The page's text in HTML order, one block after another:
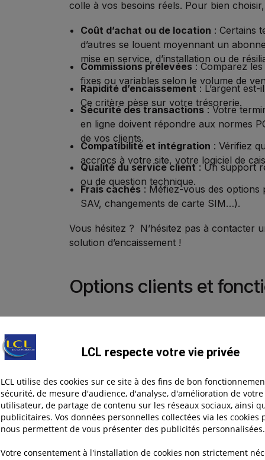
colle à vos besoins réels. Pour bien
Coût d’achat ou de location : Certains
d’autres se louent moyennant un
mise en service, d’installation ou de
Commissions prélevées: Comparez les
fixes ou variables selon le volume de
Rapidité d’encaissement : L’argent
Ce critère pèse sur votre trésorerie.
Sécurité des transactions: Votre
en ligne doivent répondre aux normes
de vos clients.
Compatibilité et intégration : Vérifiez
accrocs à votre site, votre logiciel de
Qualité du service client: Un support
ou de question technique.
Frais cachés : Méfiez-vous des options
SAV, changements de carte SIM…).
Vous hésitez ? N’hésitez pas à contacter
solution d’encaissement !
Options clients et
Aujourd’hui, les solutions
espèces ou par carte bancaire. Pour se
complémentaires qui améliorent
·Paiement en plusieurs fois: Avec
possibilité de payer en 2, 3 ou 4 fois sans
tout en facilitant l’achat pour vos clients.
·Abonnement ou paiement récurrent
réguliers grâce auxPrélèvements(SEPA).
LCL respecte votre vie privée
LCL utilise des cookies sur ce site à des fins de bon
sécurité, de mesure d'audience, d'analyse, d'amélioration de
utilisateur, de partage de contenu sur les réseaux sociaux, ainsi
publicitaires. Vos données personnelles collectées via les cookies
nous permettent de vous présenter des publicités personnalisées.
Votre consentement à l'installation de cookies non strictement